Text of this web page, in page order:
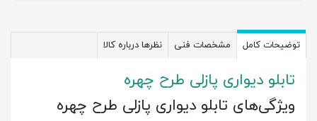
توضیحات کامل مشخصات فنی نظرها درباره کالا
تابلو دیواری پازلی طرح چهره
ویژگی‌های تابلو دیواری پازلی طرح چهره